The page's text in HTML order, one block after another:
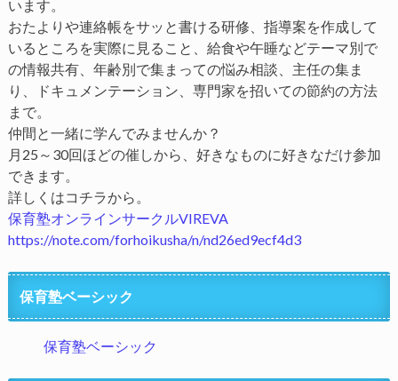
います。
おたよりや連絡帳をサッと書ける研修、指導案を作成して
いるところを実際に見ること、給食や午睡などテーマ別で
の情報共有、年齢別で集まっての悩み相談、主任の集ま
り、ドキュメンテーション、専門家を招いての節約の方法
まで。
仲間と一緒に学んでみませんか？
月25～30回ほどの催しから、好きなものに好きなだけ参加
できます。
詳しくはコチラから。
保育塾オンラインサークルVIREVA
https://note.com/forhoikusha/n/nd26ed9ecf4d3
保育塾ベーシック
保育塾ベーシック